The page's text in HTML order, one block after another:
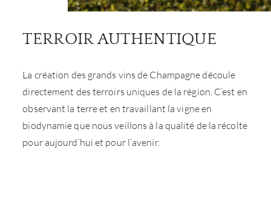
TERROIR AUTHENTIQUE
La création des grands vins de Champagne découle
directement des terroirs uniques de la région. C’est en
observant la terre et en travaillant la vigne en
biodynamie que nous veillons à la qualité de la récolte
pour aujourd’hui et pour l’avenir.